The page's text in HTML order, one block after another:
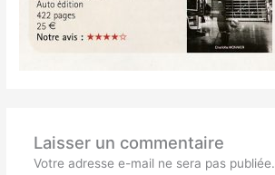
Laisser un commentaire
Votre adresse e-mail ne sera pas publiée.